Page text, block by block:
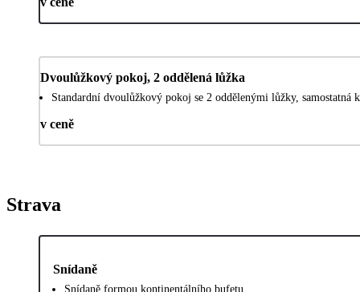
Dvoulůžkový pokoj, 2 oddělená lůžka
Standardní dvoulůžkový pokoj se 2 oddělenými lůžky, samostatná
v ceně
Strava
Snídaně
Snídaně formou kontinentálního bufetu.